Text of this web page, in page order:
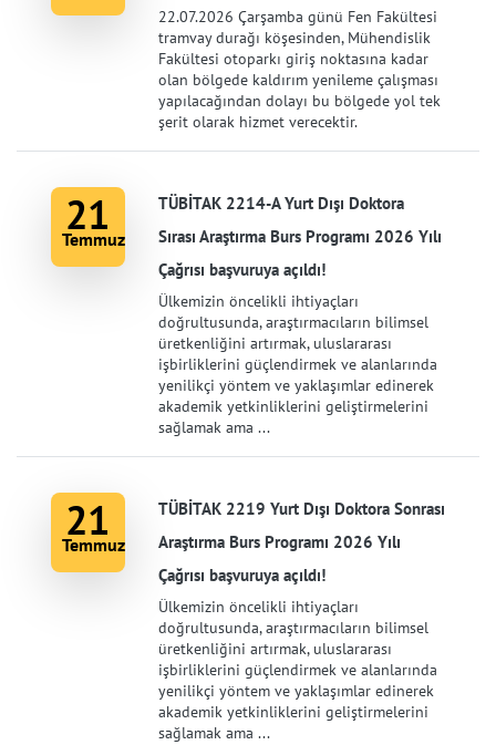
22.07.2026 Çarşamba günü Fen Fakültesi
tramvay durağı köşesinden, Mühendislik
Fakültesi otoparkı giriş noktasına kadar
olan bölgede kaldırım yenileme çalışması
yapılacağından dolayı bu bölgede yol tek
şerit olarak hizmet verecektir.
21
Temmuz
TÜBİTAK 2214-A Yurt Dışı Doktora
Sırası Araştırma Burs Programı 2026 Yılı
Çağrısı başvuruya açıldı!
Ülkemizin öncelikli ihtiyaçları
doğrultusunda, araştırmacıların bilimsel
üretkenliğini artırmak, uluslararası
işbirliklerini güçlendirmek ve alanlarında
yenilikçi yöntem ve yaklaşımlar edinerek
akademik yetkinliklerini geliştirmelerini
sağlamak ama ...
21
Temmuz
TÜBİTAK 2219 Yurt Dışı Doktora Sonrası
Araştırma Burs Programı 2026 Yılı
Çağrısı başvuruya açıldı!
Ülkemizin öncelikli ihtiyaçları
doğrultusunda, araştırmacıların bilimsel
üretkenliğini artırmak, uluslararası
işbirliklerini güçlendirmek ve alanlarında
yenilikçi yöntem ve yaklaşımlar edinerek
akademik yetkinliklerini geliştirmelerini
sağlamak ama ...